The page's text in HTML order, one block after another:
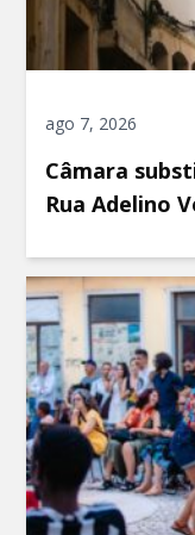
ago 7, 2026
Câmara
Rua Adelino